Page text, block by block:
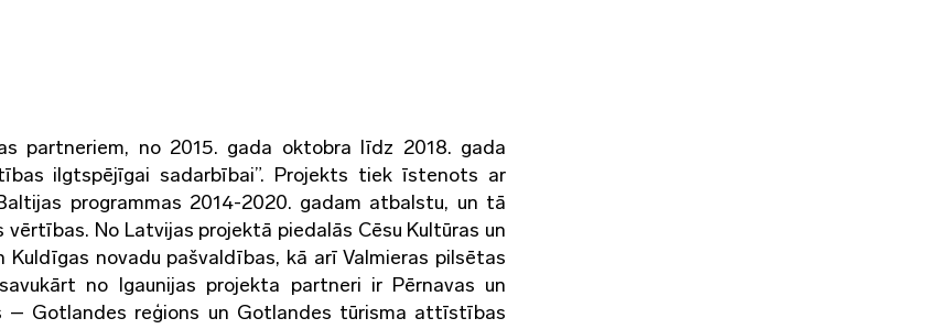
partneriem, no 2015. gada oktobra līdz 2018. gada
ilgtspējīgai sadarbībai”. Projekts tiek īstenots ar
programmas 2014-2020. gadam atbalstu, un tā
No Latvijas projektā piedalās Cēsu Kultūras un
Kuldīgas novadu pašvaldības, kā arī Valmieras pilsētas
no Igaunijas projekta partneri ir Pērnavas un
Gotlandes reģions un Gotlandes tūrisma attīstības